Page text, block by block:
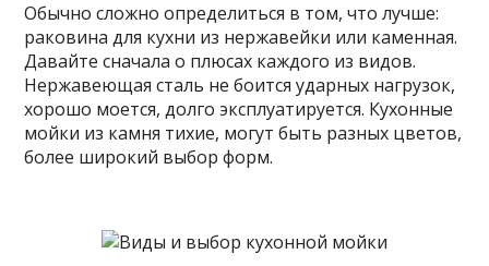
Обычно сложно определиться в том, что лучше:
раковина для кухни из нержавейки или каменная.
Давайте сначала о плюсах каждого из видов.
Нержавеющая сталь не боится ударных нагрузок,
хорошо моется, долго эксплуатируется. Кухонные
мойки из камня тихие, могут быть разных цветов,
более широкий выбор форм.